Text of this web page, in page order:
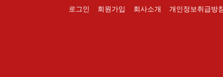
로그인 회원가입 회사소개 개인정보취급방